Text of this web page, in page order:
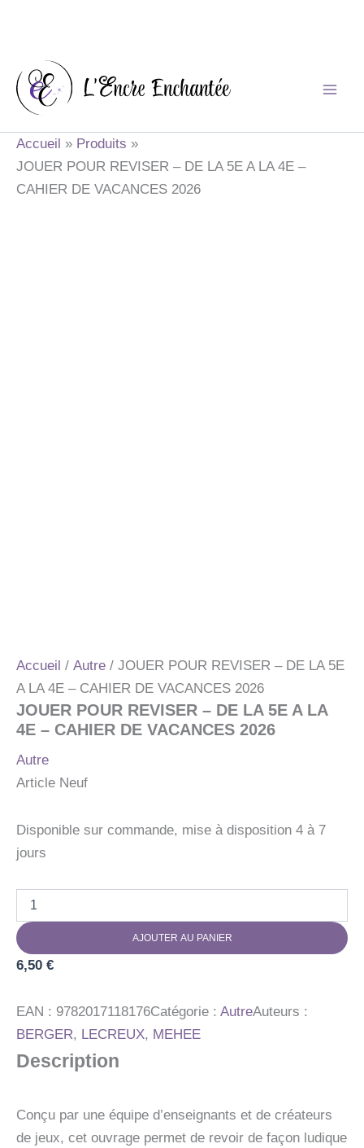
contenu
Accueil
Produits
JOUER POUR REVISER – DE LA 5E A LA 4E –
CAHIER DE VACANCES 2026
Accueil / Autre / JOUER POUR REVISER – DE LA 5E
A LA 4E – CAHIER DE VACANCES 2026
JOUER POUR REVISER – DE LA 5E A LA
4E – CAHIER DE VACANCES 2026
Autre
Article Neuf
Disponible sur commande, mise à disposition 4 à 7
jours
JOUER
POUR
REVISER
LA
5E
A
LA
CAHIER
DE
VACANCES
AJOUTER AU PANIER
6,50 €
EAN : 9782017118176Catégorie : AutreAuteurs :
BERGER, LECREUX, MEHEE
Description
Conçu par une équipe d’enseignants et de créateurs
de jeux, cet ouvrage permet de revoir de façon ludique